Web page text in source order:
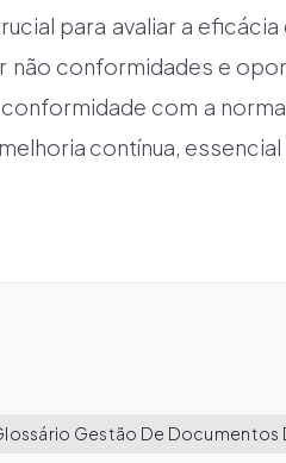
para avaliar a
conformidades e
com a
contínua,
Gestão De Documentos